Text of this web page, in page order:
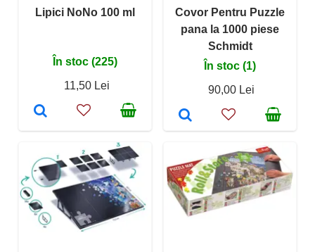
Lipici NoNo 100 ml
În stoc (225)
11,50 Lei
Covor Pentru Puzzle
pana la 1000 piese
Schmidt
În stoc (1)
90,00 Lei